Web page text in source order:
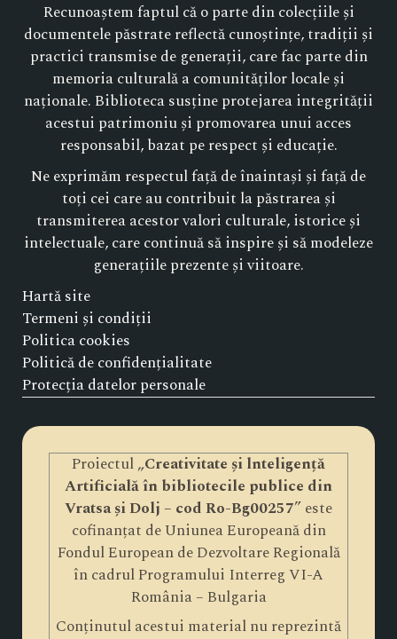
Recunoaștem faptul că o parte din colecțiile și
documentele păstrate reflectă cunoștințe, tradiții și
practici transmise de generații, care fac parte din
memoria culturală a comunităților locale și
naționale. Biblioteca susține protejarea integrității
acestui patrimoniu și promovarea unui acces
responsabil, bazat pe respect și educație.
Ne exprimăm respectul față de înaintași și față de
toți cei care au contribuit la păstrarea și
transmiterea acestor valori culturale, istorice și
intelectuale, care continuă să inspire și să modeleze
generațiile prezente și viitoare.
Hartă site
Termeni și condiții
Politica cookies
Politică de confidențialitate
Protecția datelor personale
Proiectul „Creativitate și lnteligență
Artificială în bibliotecile publice din
Vratsa și Dolj – cod Ro-Bg00257” este
cofinanțat de Uniunea Europeană din
Fondul European de Dezvoltare Regională
în cadrul Programului Interreg VI-A
România – Bulgaria
Conținutul acestui material nu reprezintă